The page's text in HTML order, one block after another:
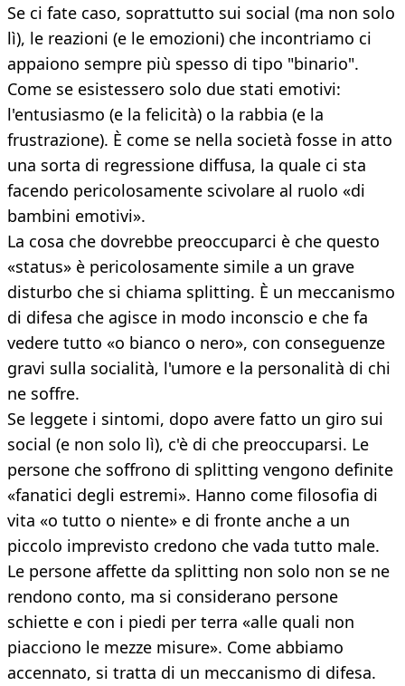
Se ci fate caso, soprattutto sui social (ma non solo
lì), le reazioni (e le emozioni) che incontriamo ci
appaiono sempre più spesso di tipo "binario".
Come se esistessero solo due stati emotivi:
l'entusiasmo (e la felicità) o la rabbia (e la
frustrazione). È come se nella società fosse in atto
una sorta di regressione diffusa, la quale ci sta
facendo pericolosamente scivolare al ruolo «di
bambini emotivi».
La cosa che dovrebbe preoccuparci è che questo
«status» è pericolosamente simile a un grave
disturbo che si chiama splitting. È un meccanismo
di difesa che agisce in modo inconscio e che fa
vedere tutto «o bianco o nero», con conseguenze
gravi sulla socialità, l'umore e la personalità di chi
ne soffre.
Se leggete i sintomi, dopo avere fatto un giro sui
social (e non solo lì), c'è di che preoccuparsi. Le
persone che soffrono di splitting vengono definite
«fanatici degli estremi». Hanno come filosofia di
vita «o tutto o niente» e di fronte anche a un
piccolo imprevisto credono che vada tutto male.
Le persone affette da splitting non solo non se ne
rendono conto, ma si considerano persone
schiette e con i piedi per terra «alle quali non
piacciono le mezze misure». Come abbiamo
accennato, si tratta di un meccanismo di difesa.